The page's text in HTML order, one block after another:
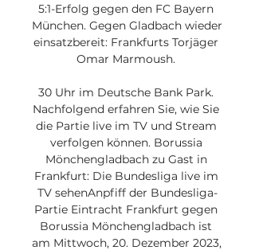
5:1-Erfolg gegen den FC Bayern
München. Gegen Gladbach wieder
einsatzbereit: Frankfurts Torjäger
Omar Marmoush.
30 Uhr im Deutsche Bank Park.
Nachfolgend erfahren Sie, wie Sie
die Partie live im TV und Stream
verfolgen können. Borussia
Mönchengladbach zu Gast in
Frankfurt: Die Bundesliga live im
TV sehenAnpfiff der Bundesliga-
Partie Eintracht Frankfurt gegen
Borussia Mönchengladbach ist
am Mittwoch, 20. Dezember 2023,